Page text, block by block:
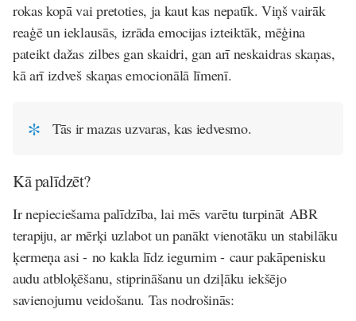
rokas kopā vai pretoties, ja kaut kas nepatīk. Viņš vairāk
reaģē un ieklausās, izrāda emocijas izteiktāk, mēģina
pateikt dažas zilbes gan skaidri, gan arī neskaidras skaņas,
kā arī izdveš skaņas emocionālā līmenī.
Tās ir mazas uzvaras, kas iedvesmo.
Kā palīdzēt?
Ir nepieciešama palīdzība, lai mēs varētu turpināt ABR
terapiju, ar mērķi uzlabot un panākt vienotāku un stabilāku
ķermeņa asi - no kakla līdz iegurnim - caur pakāpenisku
audu atbloķēšanu, stiprināšanu un dziļāku iekšējo
savienojumu veidošanu. Tas nodrošinās: